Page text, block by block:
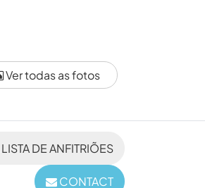
Ver todas as fotos
DE ANFITRIÕES
CONTACT